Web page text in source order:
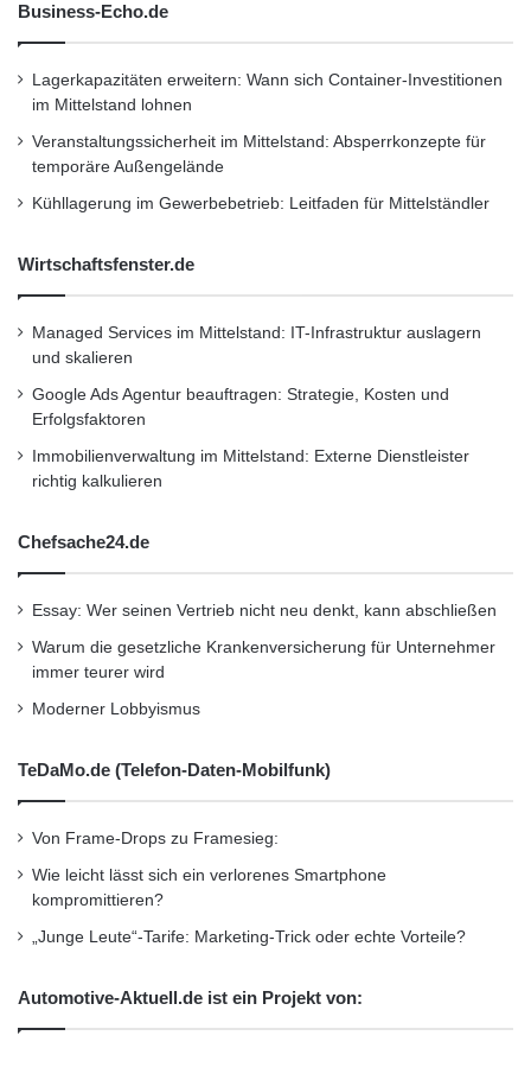
Business-Echo.de
Lagerkapazitäten erweitern: Wann sich Container-Investitionen
im Mittelstand lohnen
Veranstaltungssicherheit im Mittelstand: Absperrkonzepte für
temporäre Außengelände
Kühllagerung im Gewerbebetrieb: Leitfaden für Mittelständler
Wirtschaftsfenster.de
Managed Services im Mittelstand: IT-Infrastruktur auslagern
und skalieren
Google Ads Agentur beauftragen: Strategie, Kosten und
Erfolgsfaktoren
Immobilienverwaltung im Mittelstand: Externe Dienstleister
richtig kalkulieren
Chefsache24.de
Essay: Wer seinen Vertrieb nicht neu denkt, kann abschließen
Warum die gesetzliche Krankenversicherung für Unternehmer
immer teurer wird
Moderner Lobbyismus
TeDaMo.de (Telefon-Daten-Mobilfunk)
Von Frame-Drops zu Framesieg:
Wie leicht lässt sich ein verlorenes Smartphone
kompromittieren?
„Junge Leute“-Tarife: Marketing-Trick oder echte Vorteile?
Automotive-Aktuell.de ist ein Projekt von: